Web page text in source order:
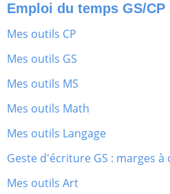
Emploi du temps GS/CP
Mes outils CP
Mes outils GS
Mes outils MS
Mes outils Math
Mes outils Langage
Geste d'écriture GS : marges à
Mes outils Art